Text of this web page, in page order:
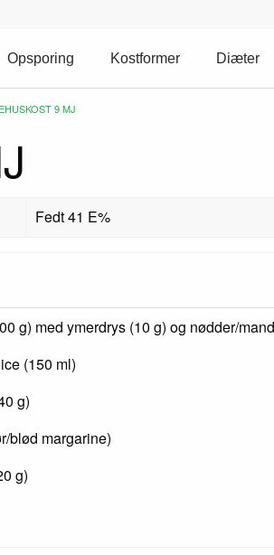
Opsporing Kostformer Diæter
9 MJ
Fedt 41 E%
g) med ymerdrys (10 g) og nødder/
(150 ml)
g)
blød margarine)
g)